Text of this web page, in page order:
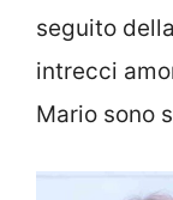
seguito
intrecci
Mario sono